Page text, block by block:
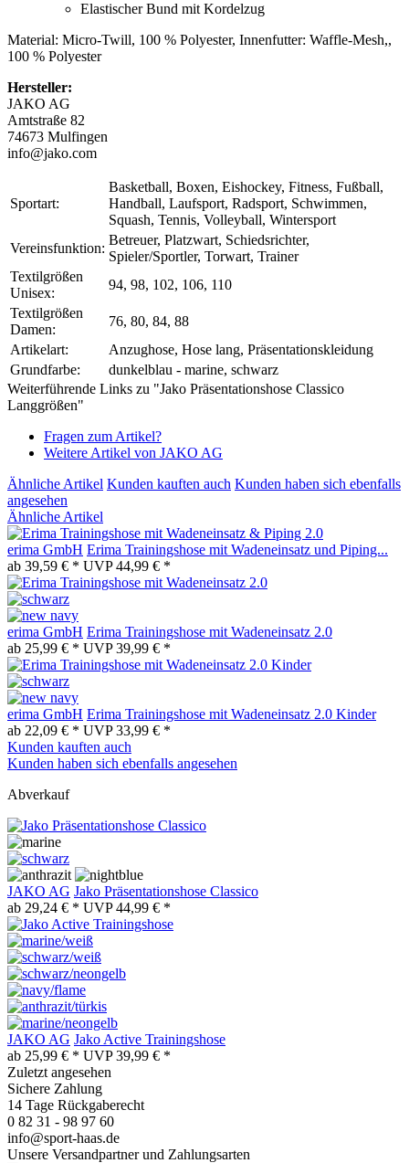
Elastischer Bund mit Kordelzug
Material: Micro-Twill, 100 % Polyester, Innenfutter: Waffle-Mesh,,
100 % Polyester
Hersteller:
JAKO AG
Amtstraße 82
74673 Mulfingen
info@jako.com
Sportart:
Basketball, Boxen, Eishockey, Fitness, Fußball,
Handball, Laufsport, Radsport, Schwimmen,
Squash, Tennis, Volleyball, Wintersport
Vereinsfunktion:
Betreuer, Platzwart, Schiedsrichter,
Spieler/Sportler, Torwart, Trainer
Textilgrößen
Unisex:
94, 98, 102, 106, 110
Textilgrößen
Damen:
76, 80, 84, 88
Artikelart:
Anzughose, Hose lang, Präsentationskleidung
Grundfarbe:
dunkelblau - marine, schwarz
Weiterführende Links zu "Jako Präsentationshose Classico
Langgrößen"
Fragen zum Artikel?
Weitere Artikel von JAKO AG
Ähnliche Artikel Kunden kauften auch Kunden haben sich ebenfalls
angesehen
Ähnliche Artikel
erima GmbH Erima Trainingshose mit Wadeneinsatz und Piping...
ab 39,59 € * UVP 44,99 € *
erima GmbH Erima Trainingshose mit Wadeneinsatz 2.0
ab 25,99 € * UVP 39,99 € *
erima GmbH Erima Trainingshose mit Wadeneinsatz 2.0 Kinder
ab 22,09 € * UVP 33,99 € *
Kunden kauften auch
Kunden haben sich ebenfalls angesehen
Abverkauf
JAKO AG Jako Präsentationshose Classico
ab 29,24 € * UVP 44,99 € *
JAKO AG Jako Active Trainingshose
ab 25,99 € * UVP 39,99 € *
Zuletzt angesehen
Sichere Zahlung
14 Tage Rückgaberecht
0 82 31 - 98 97 60
info@sport-haas.de
Unsere Versandpartner und Zahlungsarten